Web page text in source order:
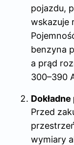
pojazdu,
wskazuje
benzyna
a prąd
300–390
Przed
wymiary